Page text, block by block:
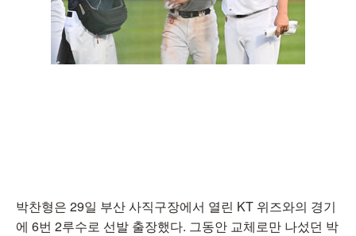
박찬형은 29일 부산 사직구장에서 열린 KT 위즈와의 경기
에 6번 2루수로 선발 출장했다. 그동안 교체로만 나섰던 박